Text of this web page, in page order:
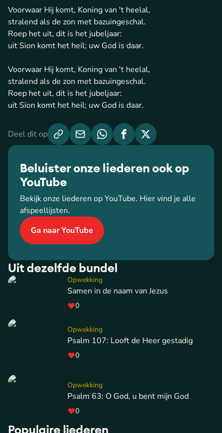
Voorwaar Hij komt, Koning van 't heelal,
stralend als de zon met bazuingeschal.
Roep het uit, dit is het jubeljaar:
uit Sion komt het heil; uw God is daar.
Voorwaar Hij komt, Koning van 't heelal,
stralend als de zon met bazuingeschal.
Roep het uit, dit is het jubeljaar:
uit Sion komt het heil; uw God is daar.
Deel dit op
Beluister onze liederen ook op
YouTube
Bekijk onze liederen op YouTube. Hier vind je alle
afspeellijsten.
Ga naar YouTube
Uit dezelfde bundel
Opwekking
Samen in de naam van Jezus
0
Opwekking
Psalm 107: Looft de Heer gestadig
0
Opwekking
Psalm 63: O God, u bent mijn God
0
Populaire liederen